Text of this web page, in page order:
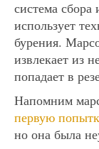
система сбора
использует
бурения.
извлекает из
попадает в
Напомним
первую
но она была